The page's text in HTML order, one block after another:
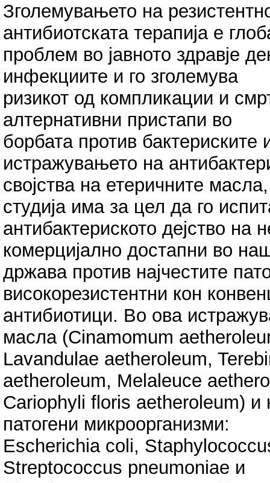
Зголемувањето на
антибиотската терапија е
проблем во јавното здравје
инфекциите и го зголемува
ризикот од компликации и
алтернативни пристапи во
борбата против
истражувањето на
својства на етеричните
студија има за цел да го
антибактериското дејство на
комерцијално достапни во
држава против најчестите
високорезистентни кон
антибиотици. Во ова
масла (Cinamomum
Lavandulae aetheroleum,
aetheroleum, Melaleuce
Cariophyli floris aetheroleum) и
патогени микроорганизми:
Escherichia coli,
Streptococcus pneumoniae и